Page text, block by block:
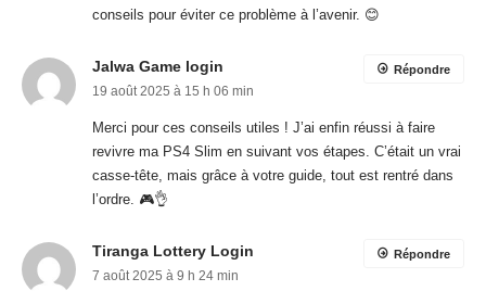
conseils pour éviter ce problème à l’avenir. 😊
Jalwa Game login
19 août 2025 à 15 h 06 min
Merci pour ces conseils utiles ! J’ai enfin réussi à faire
revivre ma PS4 Slim en suivant vos étapes. C’était un vrai
casse-tête, mais grâce à votre guide, tout est rentré dans
l’ordre. 🎮👌
Répondre
Tiranga Lottery Login
7 août 2025 à 9 h 24 min
Répondre